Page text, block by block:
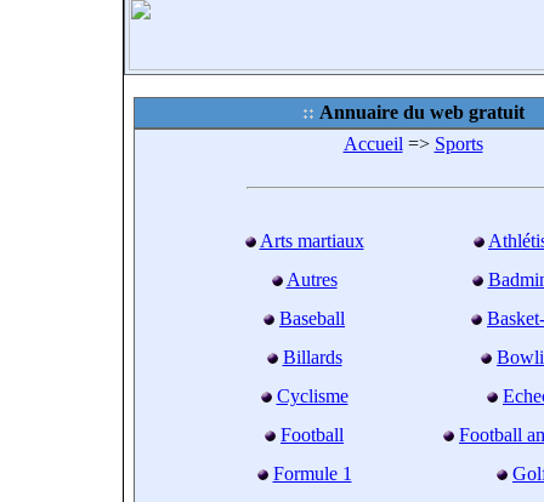
Annuaire du web gratuit
Accueil => Sports
Arts martiaux
Autres
Baseball
Billards
Cyclisme
Football
Football
Formule 1